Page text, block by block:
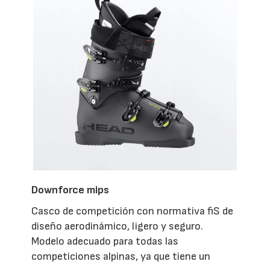
Downforce mips
Casco de competición con normativa fiS de
diseño aerodinámico, ligero y seguro.
Modelo adecuado para todas las
competiciones alpinas, ya que tiene un